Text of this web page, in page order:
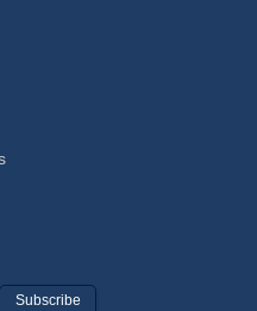
Subscribe